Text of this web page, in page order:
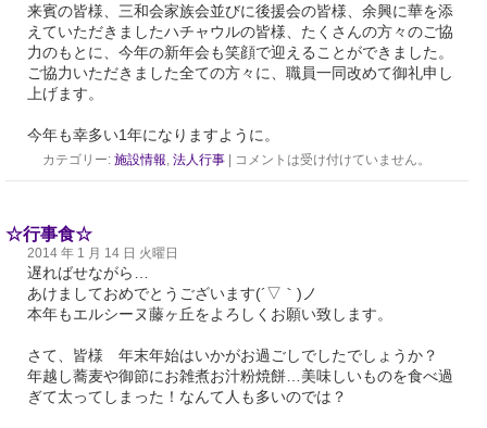
来賓の皆様、三和会家族会並びに後援会の皆様、余興に華を添
えていただきましたハチャウルの皆様、たくさんの方々のご協
力のもとに、今年の新年会も笑顔で迎えることができました。
ご協力いただきました全ての方々に、職員一同改めて御礼申し
上げます。
今年も幸多い1年になりますように。
カテゴリー:施設情報,法人行事 コメントは受け付けていません。
☆行事食☆
2014 年 1 月 14 日 火曜日
遅ればせながら…
あけましておめでとうございます(´▽｀)ノ
本年もエルシーヌ藤ヶ丘をよろしくお願い致します。
さて、皆様 年末年始はいかがお過ごしでしたでしょうか？
年越し蕎麦や御節にお雑煮お汁粉焼餅…美味しいものを食べ過
ぎて太ってしまった！なんて人も多いのでは？